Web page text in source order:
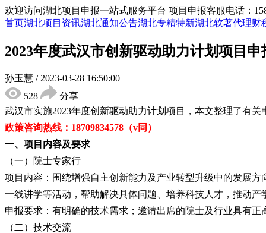
欢迎访问湖北项目申报一站式服务平台 项目申报客服电话：
首页湖北项目资讯湖北通知公告湖北专精特新湖北软著代理财
2023年度武汉市创新驱动助力计划项目
孙玉慧 / 2023-03-28 16:50:00
528
分享
武汉市实施2023年度创新驱动助力计划项目 ， 本文整理了有关
政策咨询热线： 18709834578（v同 ）
一、 项目内容及要求
（一）院士专家行
项目内容：围绕增强自主创新能力及产业转型升级中的发展
一线讲学等活动，帮助解决具体问题、培养科技人才，推动产
申报要求：有明确的技术需求；邀请出席的院士及行业具有正
（二）技术交流